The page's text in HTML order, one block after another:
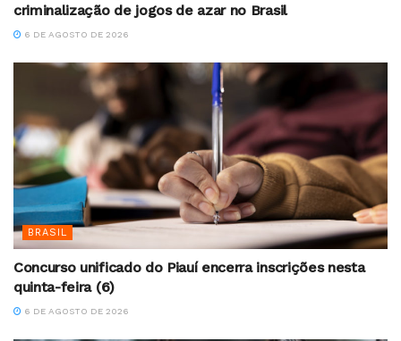
criminalização de jogos de azar no Brasil
6 DE AGOSTO DE 2026
BRASIL
Concurso unificado do Piauí encerra inscrições nesta
quinta-feira (6)
6 DE AGOSTO DE 2026